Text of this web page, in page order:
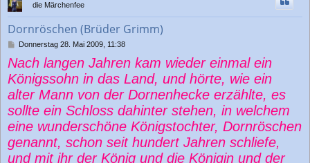
die Märchenfee
Dornröschen (Brüder Grimm)
B
i
t
r
a
Donnerstag 28. Mai 2009, 11:38
Nach langen Jahren kam wieder einmal ein
Königssohn in das Land, und hörte, wie ein
alter Mann von der Dornenhecke erzählte, es
sollte ein Schloss dahinter stehen, in welchem
eine wunderschöne Königstochter, Dornröschen
genannt, schon seit hundert Jahren schliefe,
und mit ihr der König und die Königin und der